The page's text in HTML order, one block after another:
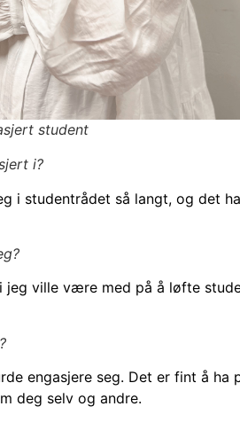
student
i?
i studentrådet så langt, og det
jeg ville være med på å løfte
engasjere seg. Det er fint å ha
deg selv og andre.